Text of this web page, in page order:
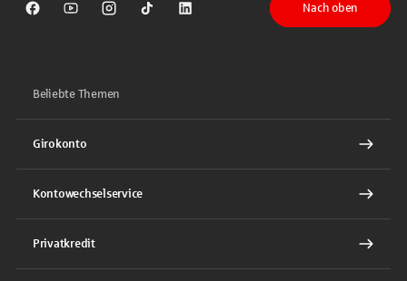
Sparkasse auf Facebook
Sparkasse auf Youtube
Sparkasse auf Instagram
Sparkasse auf TikTok
Sparkasse auf LinkedIn
Nach oben
Beliebte Themen
Girokonto
Kontowechselservice
Privatkredit